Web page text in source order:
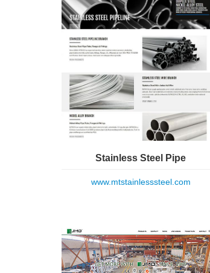
Stainless Steel Pipe
www.mtstainlesssteel.com